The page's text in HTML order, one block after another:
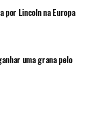
por Lincoln na Europa
uma grana pelo